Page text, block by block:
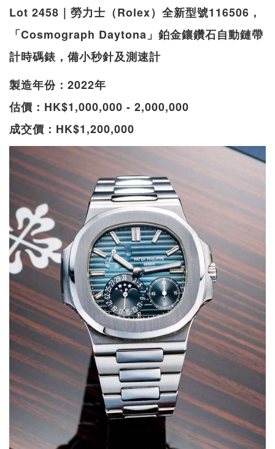
Lot 2458｜勞力士（Rolex）全新型號116506，
「Cosmograph Daytona」鉑金鑲鑽石自動鏈帶
計時碼錶，備小秒針及測速計
製造年份：2022年
估價：HK$1,000,000 - 2,000,000
成交價：HK$1,200,000